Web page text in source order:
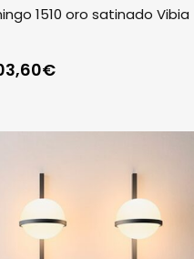
1510 oro satinado Vibia
€